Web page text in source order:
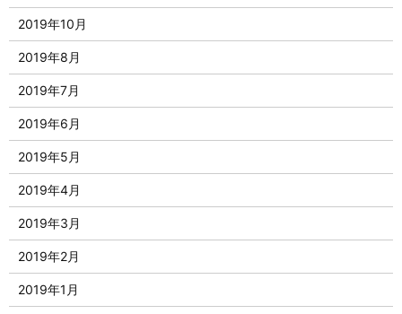
2019年10月
2019年8月
2019年7月
2019年6月
2019年5月
2019年4月
2019年3月
2019年2月
2019年1月